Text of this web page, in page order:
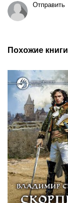
Отправить
Похожие